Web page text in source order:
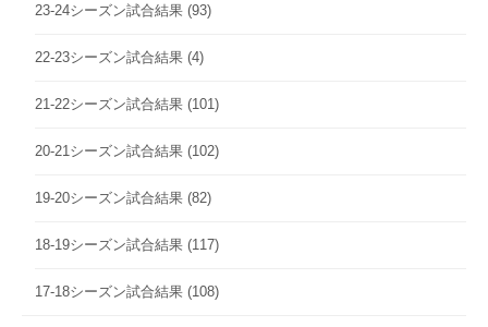
23-24シーズン試合結果 (93)
22-23シーズン試合結果 (4)
21-22シーズン試合結果 (101)
20-21シーズン試合結果 (102)
19-20シーズン試合結果 (82)
18-19シーズン試合結果 (117)
17-18シーズン試合結果 (108)